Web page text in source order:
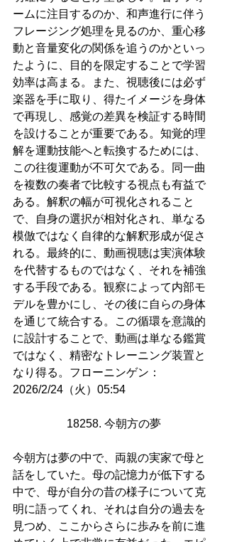
ームに注目するのか、和声進行に伴う
フレージング処理を見るのか、重心移
動と音量変化の関係を追うのかといっ
たように、目的を限定することで学習
効率は高まる。また、視聴後には必ず
楽器を手に取り、得たイメージを身体
で再現し、感覚の差異を検証する時間
を設けることが重要である。知覚的理
解を運動技能へと転換するためには、
この往復運動が不可欠である。同一曲
を複数の奏者で比較する視点も有益で
ある。解釈の幅が可視化されること
で、自身の選択が相対化され、単なる
模倣ではなく自律的な解釈形成が促さ
れる。最終的に、動画視聴は実演体験
を代替するものではなく、それを補強
する手段である。観察によって内部モ
デルを豊かにし、その後に自らの身体
を通じて統合する。この循環を意識的
に設計することで、動画は単なる鑑賞
ではなく、精密なトレーニング装置と
なり得る。フローニンゲン：
2026/2/24（火）05:54
18258. 今朝方の夢
今朝方は夢の中で、両親の実家で母と
話をしていた。母の記憶力が低下する
中で、母が自分の昔の様子について克
明に語ってくれ、それは自分の過去を
見つめ、ここからさらに歩みを前に進